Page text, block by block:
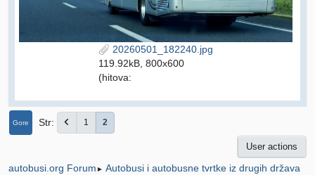
20260501_182240.jpg
119.92kB, 800x600
(hitova:
Gore Str 1 2
User actions
autobusi.org Forum ► Autobusi i autobusne tvrtke iz drugih država